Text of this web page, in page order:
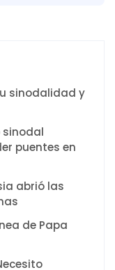
sinodalidad y
sinodal
puentes en
abrió las
de Papa